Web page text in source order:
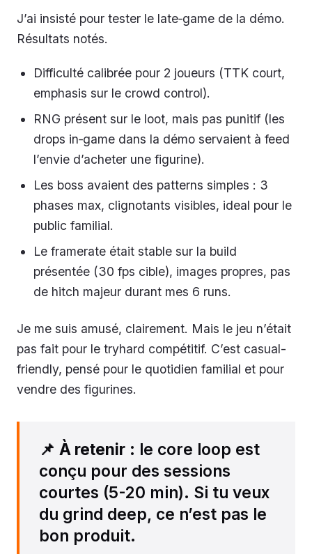
J’ai insisté pour tester le late‑game de la démo.
Résultats notés.
Difficulté calibrée pour 2 joueurs (TTK court,
emphasis sur le crowd control).
RNG présent sur le loot, mais pas punitif (les
drops in‑game dans la démo servaient à feed
l’envie d’acheter une figurine).
Les boss avaient des patterns simples : 3
phases max, clignotants visibles, ideal pour le
public familial.
Le framerate était stable sur la build
présentée (30 fps cible), images propres, pas
de hitch majeur durant mes 6 runs.
Je me suis amusé, clairement. Mais le jeu n’était
pas fait pour le tryhard compétitif. C’est casual-
friendly, pensé pour le quotidien familial et pour
vendre des figurines.
📌 À retenir : le core loop est
conçu pour des sessions
courtes (5-20 min). Si tu veux
du grind deep, ce n’est pas le
bon produit.